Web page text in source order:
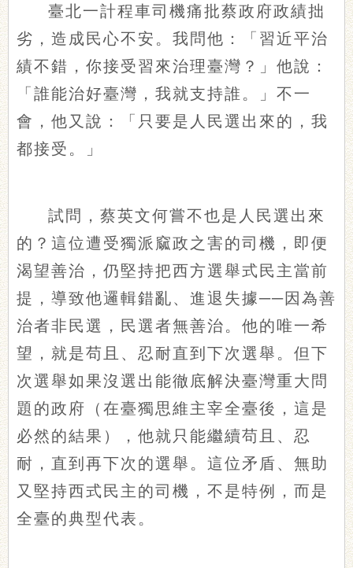
臺北一計程車司機痛批蔡政府政績拙
劣，造成民心不安。我問他：「習近平治
績不錯，你接受習來治理臺灣？」他說：
「誰能治好臺灣，我就支持誰。」不一
會，他又說：「只要是人民選出來的，我
都接受。」
試問，蔡英文何嘗不也是人民選出來
的？這位遭受獨派窳政之害的司機，即便
渴望善治，仍堅持把西方選舉式民主當前
提，導致他邏輯錯亂、進退失據──因為善
治者非民選，民選者無善治。他的唯一希
望，就是苟且、忍耐直到下次選舉。但下
次選舉如果沒選出能徹底解決臺灣重大問
題的政府（在臺獨思維主宰全臺後，這是
必然的結果），他就只能繼續苟且、忍
耐，直到再下次的選舉。這位矛盾、無助
又堅持西式民主的司機，不是特例，而是
全臺的典型代表。